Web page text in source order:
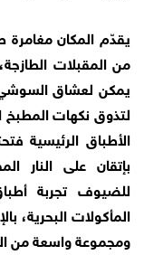
يقدّم المكان مغامرة
من المقبلات
يمكن لعشاق
لتذوق نكهات المطبخ
الأطباق الرئيسية
بإتقان على النار
للضيوف تجربة
المأكولات البحرية،
ومجموعة واسعة من